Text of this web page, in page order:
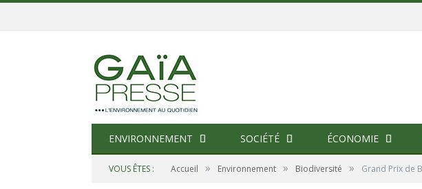
ENVIRONNEMENT SOCIÉTÉ ÉCONOMIE
VOUS ÊTES : Accueil » Environnement » Biodiversité » Grand Prix de